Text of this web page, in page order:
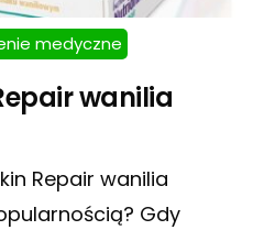
medyczne
wanilia
Repair wanilia
Gdy